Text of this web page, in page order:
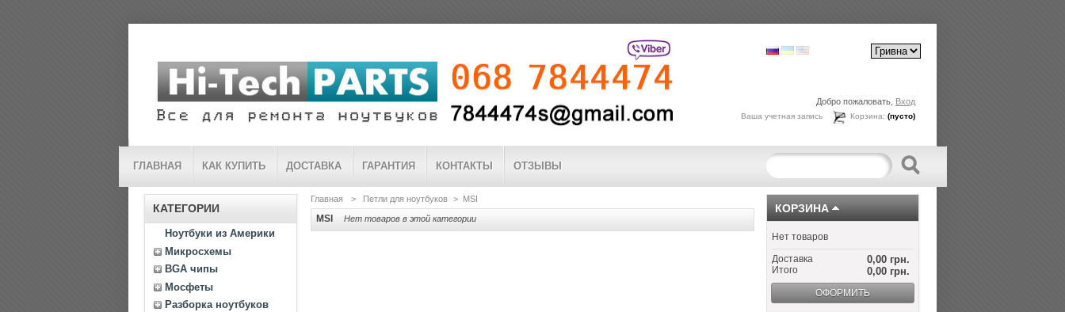
Добро пожаловать, Вход
Корзина:(пусто)
Ваша учетная запись
ГЛАВНАЯ КАК КУПИТЬ ДОСТАВКА ГАРАНТИЯ КОНТАКТЫ ОТЗЫВЫ
КАТЕГОРИИ
Ноутбуки из Америки
Микросхемы
BGA чипы
Мосфеты
Разборка ноутбуков
Главная > Петли для ноутбуков > MSI
MSI Нет товаров в этой категории
КОРЗИНА
Нет товаров
0,00 грн.
Доставка
0,00 грн.
Итого
ОФОРМИТЬ